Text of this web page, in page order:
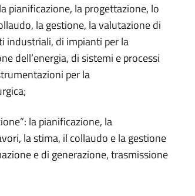
pianificazione, la progettazione, lo
la gestione, la valutazione di
industriali, di impianti per la
dell’energia, di sistemi e processi
per la
la pianificazione, la
la stima, il collaudo e la gestione
e di generazione, trasmissione